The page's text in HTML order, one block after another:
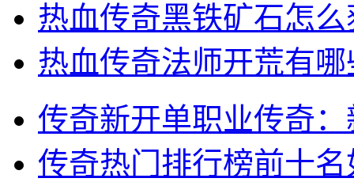
热血传奇黑铁矿石怎
热血传奇法师开荒有
传奇新开单职业传奇
传奇热门排行榜前十